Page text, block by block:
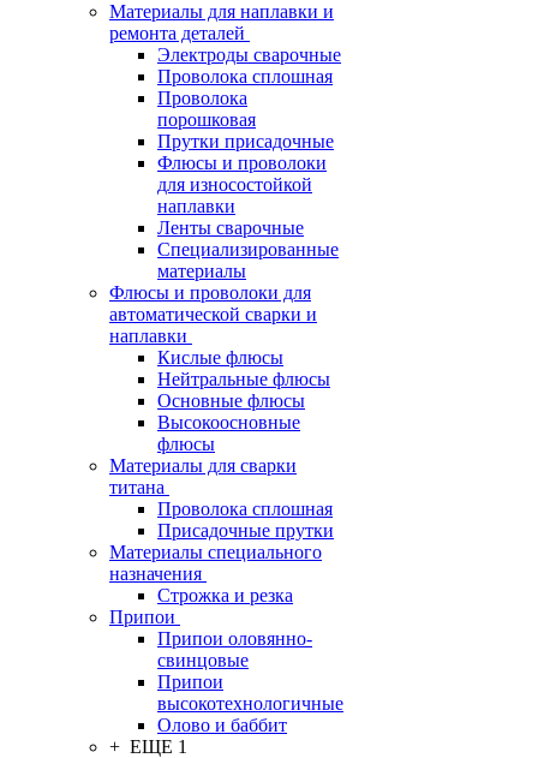
Материалы для наплавки и
ремонта деталей
Электроды сварочные
Проволока сплошная
Проволока
порошковая
Прутки присадочные
Флюсы и проволоки
для износостойкой
наплавки
Ленты сварочные
Специализированные
материалы
Флюсы и проволоки для
автоматической сварки и
наплавки
Кислые флюсы
Нейтральные флюсы
Основные флюсы
Высокоосновные
флюсы
Материалы для сварки
титана
Проволока сплошная
Присадочные прутки
Материалы специального
назначения
Строжка и резка
Припои
Припои оловянно-
свинцовые
Припои
высокотехнологичные
Олово и баббит
+ ЕЩЕ 1